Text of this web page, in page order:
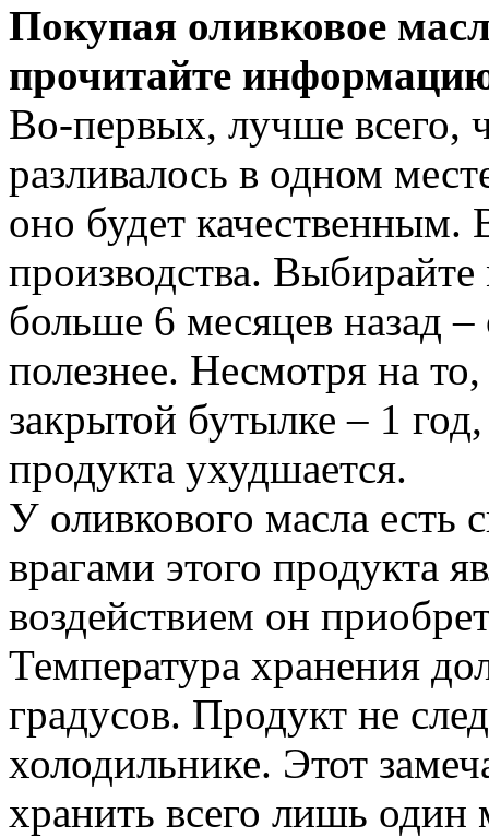
Покупая оливковое
прочитайте
Во-первых, лучше всего,
разливалось в одном
оно будет качественным.
производства. Выбирайте
больше 6 месяцев назад
полезнее. Несмотря на
закрытой бутылке – 1
продукта ухудшается.
У оливкового масла есть
врагами этого продукта
воздействием он
Температура хранения
градусов. Продукт не
холодильнике. Этот
хранить всего лишь один